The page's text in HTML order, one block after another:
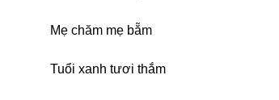
Mẹ chăm mẹ bẵm
Tuổi xanh tươi thắm